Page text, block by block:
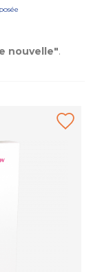
nouvelle".